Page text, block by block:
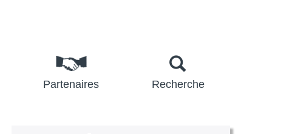
Partenaires Recherche